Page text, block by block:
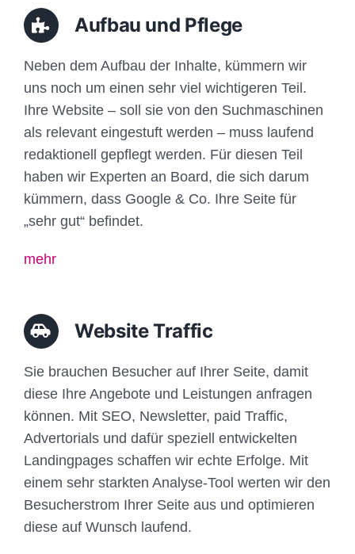
Aufbau und Pflege
Neben dem Aufbau der Inhalte, kümmern wir
uns noch um einen sehr viel wichtigeren Teil.
Ihre Website – soll sie von den Suchmaschinen
als relevant eingestuft werden – muss laufend
redaktionell gepflegt werden. Für diesen Teil
haben wir Experten an Board, die sich darum
kümmern, dass Google & Co. Ihre Seite für
„sehr gut“ befindet.
mehr
Website Traffic
Sie brauchen Besucher auf Ihrer Seite, damit
diese Ihre Angebote und Leistungen anfragen
können. Mit SEO, Newsletter, paid Traffic,
Advertorials und dafür speziell entwickelten
Landingpages schaffen wir echte Erfolge. Mit
einem sehr starkten Analyse-Tool werten wir den
Besucherstrom Ihrer Seite aus und optimieren
diese auf Wunsch laufend.